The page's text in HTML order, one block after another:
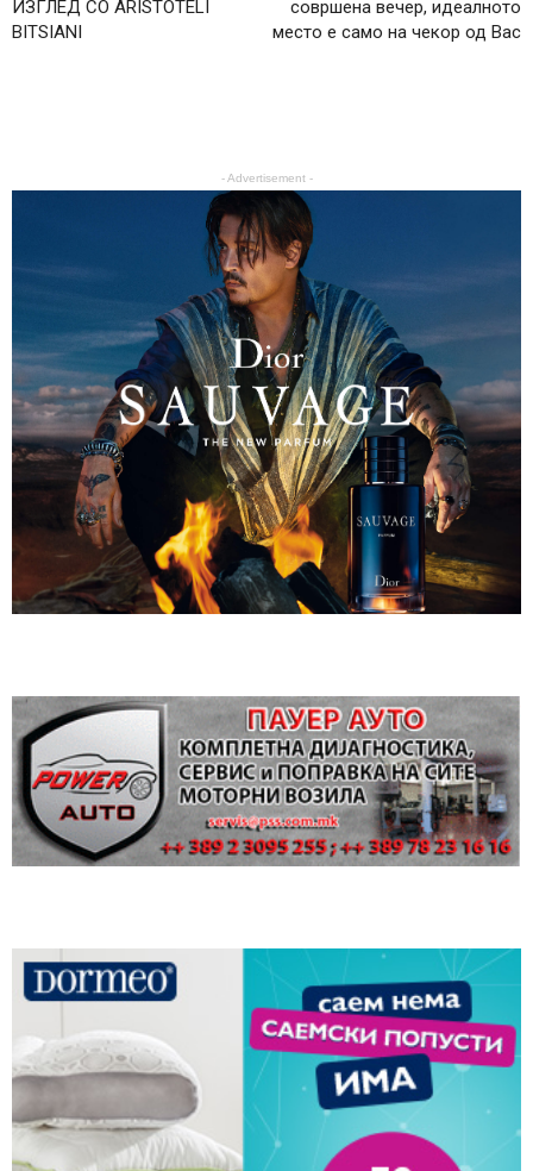
ИЗГЛЕД СО ARISTOTELI
BITSIANI
совршена вечер, идеалното
место е само на чекор од Вас
- Advertisement -